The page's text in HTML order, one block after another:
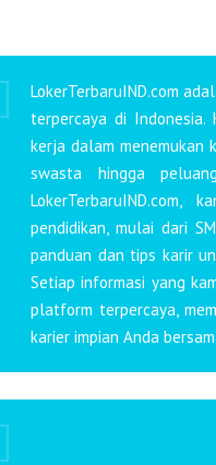
LokerTerbaruIND.com
terpercaya di Indonesia.
kerja dalam menemukan
swasta hingga
LokerTerbaruIND.com,
pendidikan, mulai dari
panduan dan tips karir
Setiap informasi yang
platform terpercaya,
karier impian Anda